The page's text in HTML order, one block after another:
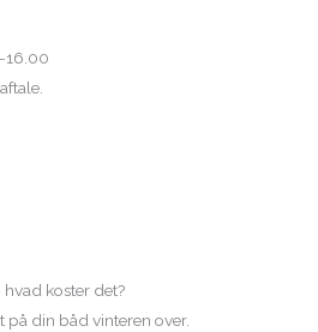
16.00
koster det?
på din båd vinteren over.